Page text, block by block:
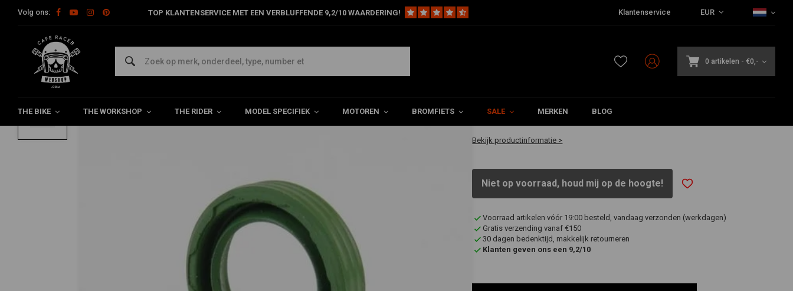
Volg ons: TOP KLANTENSERVICE MET EEN VERBLUFFENDE 9,2/10 WAARDERING! Klantenservice EUR
0 artikelen - €0,-
THE BIKE THE WORKSHOP THE RIDER MODEL SPECIFIEK MOTOREN BROMFIETS SALE MERKEN BLOG
Home Bromfiets Inlaat Carburateur Kunststof Carburateur Ring Solex
Kunststof Carburateur Ring Solex
0/5 (0 reviews)
€2,30
Bekijk productinformatie >
Niet op voorraad, houd mij op de hoogte!
Voorraad artikelen vóór 19:00 besteld, vandaag verzonden (werkdagen)
Gratis verzending vanaf €150
30 dagen bedenktijd, makkelijk retourneren
Klanten geven ons een 9,2/10